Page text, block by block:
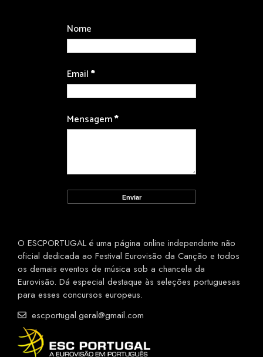
Nome
Email*
Mensagem*
O ESCPORTUGAL é uma página online independente não
oficial dedicada ao Festival Eurovisão da Canção e todos
os demais eventos de música sob a chancela da
Eurovisão. Dá especial destaque às seleções portuguesas
para esses concursos europeus.
escportugal.geral@gmail.com